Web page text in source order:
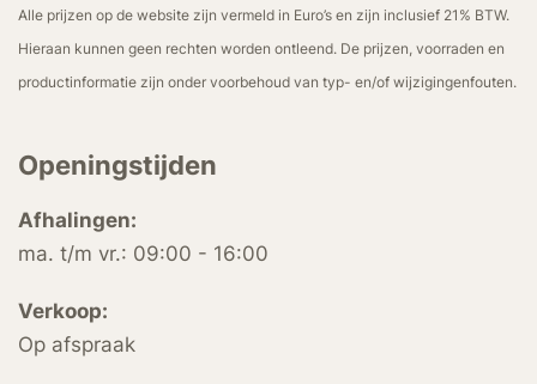
Alle prijzen op de website zijn vermeld in Euro’s en zijn inclusief 21% BTW.
Hieraan kunnen geen rechten worden ontleend. De prijzen, voorraden en
productinformatie zijn onder voorbehoud van typ- en/of wijzigingenfouten.
Openingstijden
Afhalingen:
ma. t/m vr.: 09:00 - 16:00
Verkoop:
Op afspraak